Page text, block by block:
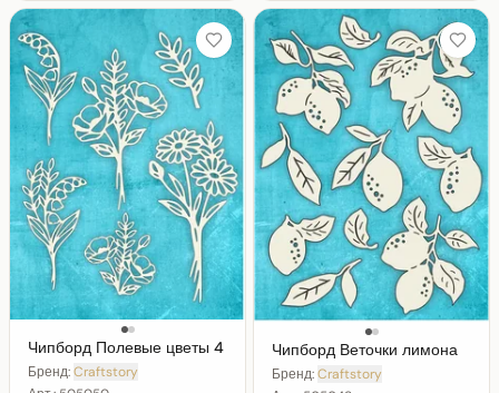
Чипборд Полевые цветы 4
Бренд:Craftstory
Чипборд Веточки лимона
Бренд:Craftstory